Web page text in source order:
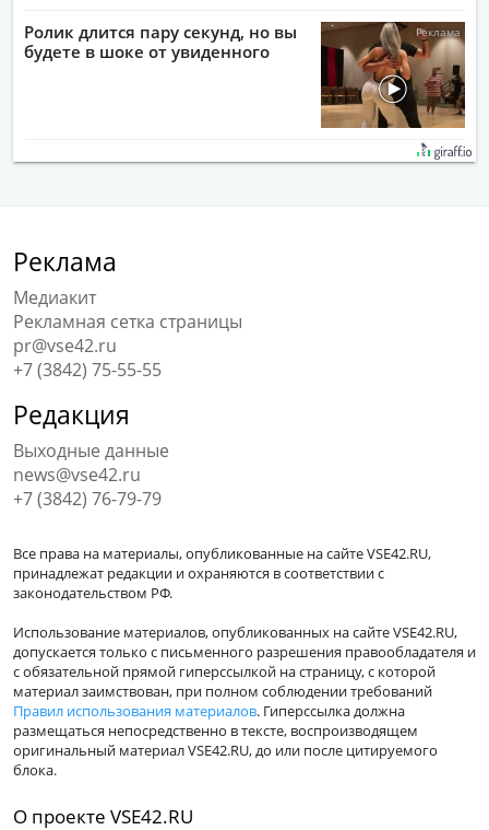
Ролик длится пару секунд, но вы
будете в шоке от увиденного
Реклама
Медиакит
Рекламная сетка страницы
pr@vse42.ru
+7 (3842) 75-55-55
Редакция
Выходные данные
news@vse42.ru
+7 (3842) 76-79-79
Все права на материалы, опубликованные на сайте VSE42.RU,
принадлежат редакции и охраняются в соответствии с
законодательством РФ.
Использование материалов, опубликованных на сайте VSE42.RU,
допускается только с письменного разрешения правообладателя и
с обязательной прямой гиперссылкой на страницу, с которой
материал заимствован, при полном соблюдении требований
Правил использования материалов. Гиперссылка должна
размещаться непосредственно в тексте, воспроизводящем
оригинальный материал VSE42.RU, до или после цитируемого
блока.
О проекте VSE42.RU